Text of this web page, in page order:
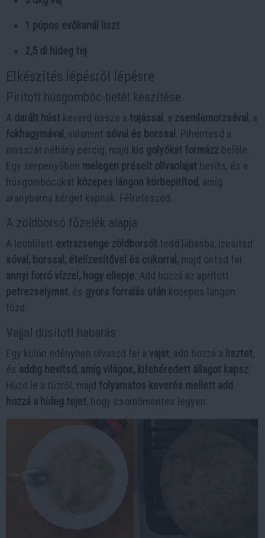
1 púpos evőkanál liszt
2,5 dl hideg tej
Elkészítés lépésről lépésre
Pirított húsgombóc-betét készítése
A darált húst keverd össze a tojással , a zsemlemorzsával , a
fokhagymával , valamint sóval és borssal
. Pihentesd a
masszát néhány percig, majd kis golyókat formázz belőle.
Egy serpenyőben melegen préselt olívaolajat hevíts, és a
húsgombócokat közepes lángon körbepirítod, amíg
aranybarna kérget kapnak. Félreteszed.
A zöldborsó főzelék alapja
A leöblített extrazsenge zöldborsót tedd lábasba, ízesítsd
sóval, borssal, ételízesítővel és cukorral , majd öntsd fel
annyi forró vízzel, hogy ellepje . Add hozzá az aprított
petrezselymet, és gyors forralás után közepes lángon
főzd.
Vajjal dúsított habarás
Egy külön edényben olvaszd fel a vajat, add hozzá a lisztet,
és addig hevítsd, amíg világos, kifehéredett állagot kapsz
Húzd le a tűzről, majd folyamatos keverés mellett add
hozzá a hideg tejet, hogy csomómentes legyen.